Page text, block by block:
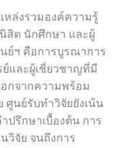
หล่งรวมองค์ความรู้
สิต นักศึกษา และผู้
ย์ฯ คือการบูรณาการ
และผู้เชี่ยวชาญที่มี
กจากความพร้อม
ศูนย์รับทำวิจัยยังเน้น
ปรึกษาเบื้องต้น การ
วิจัย จนถึงการ